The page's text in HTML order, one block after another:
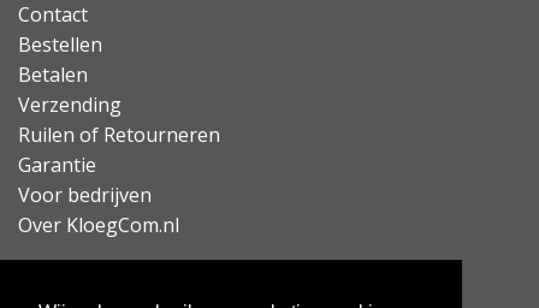
Contact
Bestellen
Betalen
Verzending
Ruilen of Retourneren
Garantie
Voor bedrijven
Over KloegCom.nl